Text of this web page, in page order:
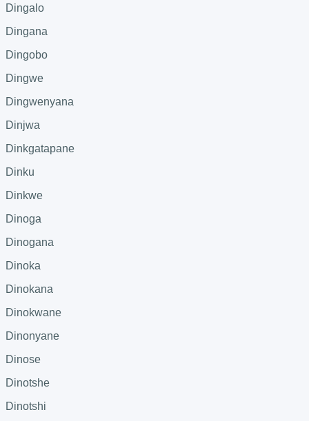
Dingalo
Dingana
Dingobo
Dingwe
Dingwenyana
Dinjwa
Dinkgatapane
Dinku
Dinkwe
Dinoga
Dinogana
Dinoka
Dinokana
Dinokwane
Dinonyane
Dinose
Dinotshe
Dinotshi